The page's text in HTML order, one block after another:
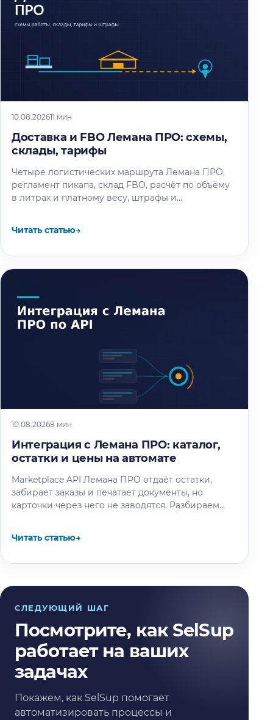
10.08.202611 мин
Доставка и FBO Лемана ПРО: схемы,
склады, тарифы
Четыре логистических маршрута Лемана ПРО,
регламент пикапа, склад FBO, расчёт по объёму
в литрах и платному весу, штрафы и
Читать статью→
10.08.20268 мин
Интеграция с Лемана ПРО: каталог,
остатки и цены на автомате
Marketplace API Лемана ПРО отдаёт остатки,
забирает заказы и печатает документы, но
карточки через него не заводятся. Разбираем
Читать статью→
СЛЕДУЮЩИЙ ШАГ
Посмотрите, как SelSup
работает на ваших
задачах
Покажем, как SelSup помогает
автоматизировать процессы и